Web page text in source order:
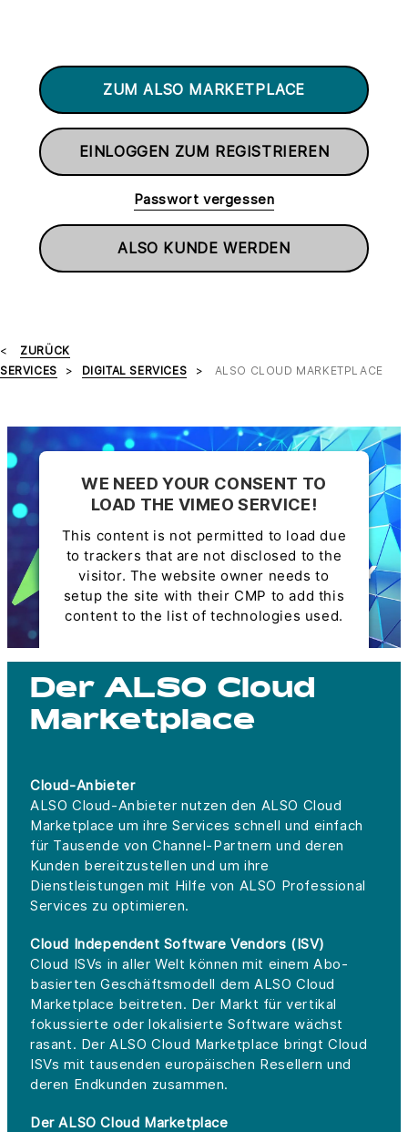
ZUM ALSO MARKETPLACE
EINLOGGEN ZUM REGISTRIEREN
Passwort vergessen
ALSO KUNDE WERDEN
ZURÜCK
SERVICES
DIGITAL SERVICES ALSO CLOUD MARKETPLACE
WE NEED YOUR CONSENT TO
LOAD THE VIMEO SERVICE!
This content is not permitted to load due
to trackers that are not disclosed to the
visitor. The website owner needs to
setup the site with their CMP to add this
content to the list of technologies used.
Der ALSO Cloud
Marketplace
Cloud-Anbieter
ALSO Cloud-Anbieter nutzen den ALSO Cloud
Marketplace um ihre Services schnell und einfach
für Tausende von Channel-Partnern und deren
Kunden bereitzustellen und um ihre
Dienstleistungen mit Hilfe von ALSO Professional
Services zu optimieren.
Cloud Independent Software Vendors (ISV)
Cloud ISVs in aller Welt können mit einem Abo-
basierten Geschäftsmodell dem ALSO Cloud
Marketplace beitreten. Der Markt für vertikal
fokussierte oder lokalisierte Software wächst
rasant. Der ALSO Cloud Marketplace bringt Cloud
ISVs mit tausenden europäischen Resellern und
deren Endkunden zusammen.
Der ALSO Cloud Marketplace